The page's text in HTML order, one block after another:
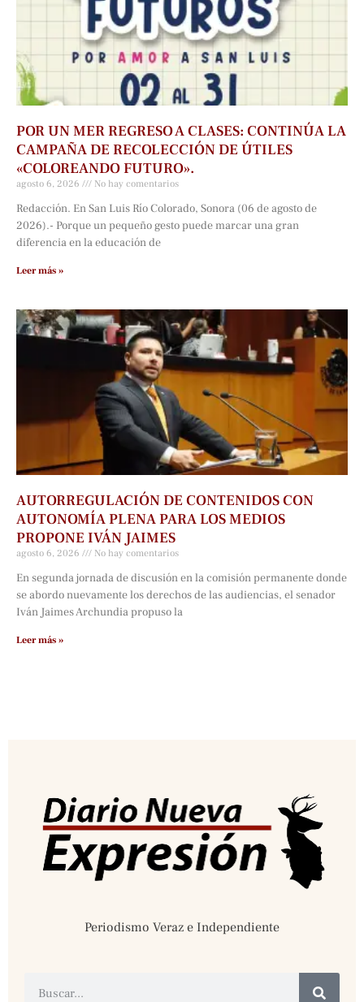
POR UN MER REGRESO A CLASES: CONTINÚA LA
CAMPAÑA DE RECOLECCIÓN DE ÚTILES
«COLOREANDO FUTURO».
agosto 6, 2026 No hay comentarios
Redacción. En San Luis Río Colorado, Sonora (06 de agosto de
2026).- Porque un pequeño gesto puede marcar una gran
diferencia en la educación de
Leer más »
AUTORREGULACIÓN DE CONTENIDOS CON
AUTONOMÍA PLENA PARA LOS MEDIOS
PROPONE IVÁN JAIMES
agosto 6, 2026 No hay comentarios
En segunda jornada de discusión en la comisión permanente donde
se abordo nuevamente los derechos de las audiencias, el senador
Iván Jaimes Archundia propuso la
Leer más »
Periodismo Veraz e Independiente